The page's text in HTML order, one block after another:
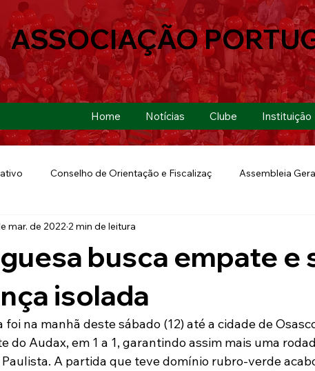
Home Notícias Clube Instituição
ASSOCIAÇÃO
Conselho de Orientação e Fiscalizaç Assembleia
Copa São Paulo
Futebol de Quintal
pelo Brasil Ouvidoria Modalidades
busca empate e
isolada
mar. de 2022 2 min de leitura
foi na manhã deste sábado (12) até a cidade de
do Audax, em 1 a 1, garantindo assim mais uma
A partida que teve domínio rubro-verde